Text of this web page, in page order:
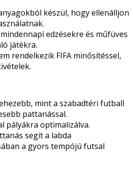
készül, hogy ellenálljon
edzésekre és műfüves
játékra.
rendelkezik FIFA minősítéssel,
mint a szabadtéri futball
pattanással.
pályákra optimalizálva.
segít a labda
a gyors tempójú futsal